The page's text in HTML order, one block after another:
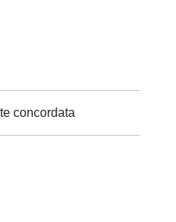
concordata